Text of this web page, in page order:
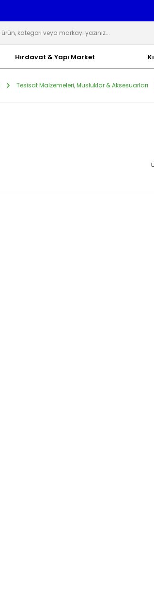
Hırdavat & Yapı Market
Tesisat Malzemeleri, Musluklar & Aksesuarları